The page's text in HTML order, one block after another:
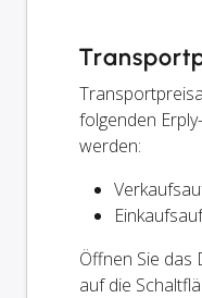
folgenden
werden:
Öffnen Sie das
auf die